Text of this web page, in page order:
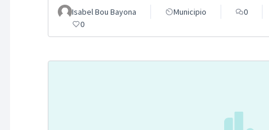
Isabel Bou Bayona Municipio
0
0